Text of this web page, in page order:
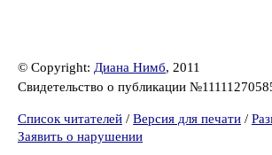
© Copyright: Диана Нимб, 2011
Свидетельство о публикации
Список читателей / Версия для печати /
Заявить о нарушении